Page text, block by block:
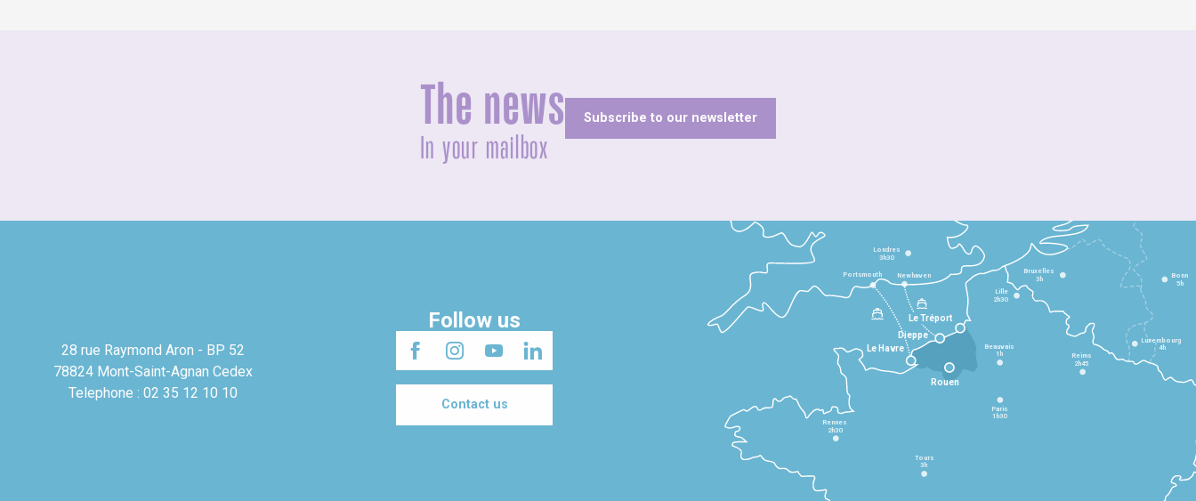
The news
In your mailbox
Subscribe to our newsletter
28 rue Raymond Aron - BP 52
78824 Mont-Saint-Agnan Cedex
Telephone : 02 35 12 10 10
Follow us
Contact us
Le Havre
Dieppe
Le Tréport
Rennes
2h30
Tours
3h
Paris
1h30
Beauvais
1h Reims
2h45
Lille
2h30
Bruxelles
3h
Londres
3h30
Newhaven
Portsmouth Bonn
5h
Luxembourg
4h
Rouen